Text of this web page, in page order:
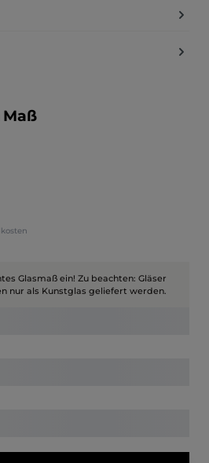
von 4.89 von 5 Sternen
Glasmaß ein! Zu beachten: Gläser
nur als Kunstglas geliefert werden.